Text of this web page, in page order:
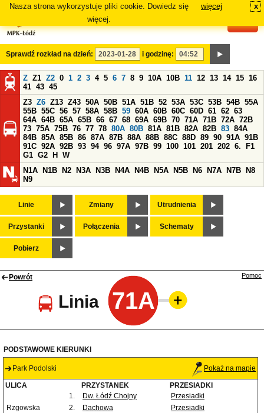
Nasza strona wykorzystuje pliki cookie. Dowiedz się
więcej.
więcej x
Sprawdź rozkład na dzień: i godzinę:
Z Z1 Z2 0 1 2 3 4 5 6 7 8 9 10A 10B 11 12 13 14 15 16
41 43 45
Z3 Z6 Z13 Z43 50A 50B 51A 51B 52 53A 53C 53B 54B 55A
55B 55C 56 57 58A 58B 59 60A 60B 60C 60D 61 62 63
64A 64B 65A 65B 66 67 68 69A 69B 70 71A 71B 72A 72B
73 75A 75B 76 77 78 80A 80B 81A 81B 82A 82B 83 84A
84B 85A 85B 86 87A 87B 88A 88B 88C 88D 89 90 91A 91B
91C 92A 92B 93 94 96 97A 97B 99 100 101 201 202 6.
F1
G1 G2 H
W
N1A
N1B N2 N3A N3B N4A N4B N5A N5B N6 N7A N7B
N8
N9
Linie Zmiany Utrudnienia
Przystanki Połączenia Schematy
Pobierz
Powrót
Linia 71A
Pomoc
PODSTAWOWE KIERUNKI
Park Podolski Pokaż na mapie
ULICA PRZYSTANEK
PRZESIADKI
1.
Dw. Łódź Chojny
Przesiadki
Rzgowska
2. Dachowa
Przesiadki